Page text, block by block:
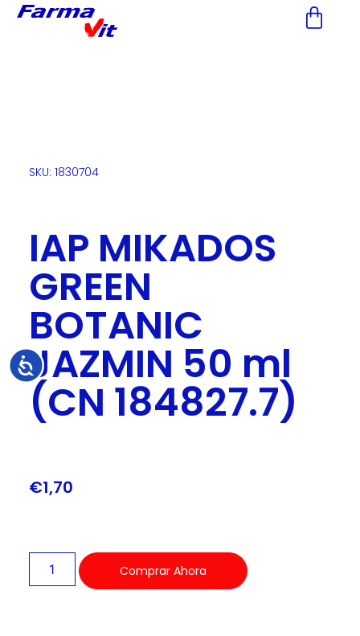
Nota:
accesibilidad.
Accesibilidad
SKU: 1830704
IAP MIKADOS
GREEN
BOTANIC
JAZMIN 50 ml
(CN 184827.7)
€1,70
Comprar Ahora